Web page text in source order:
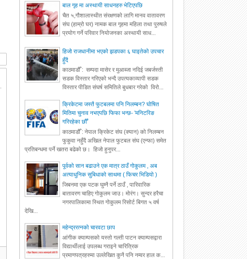
बाल गृह मा अस्थायी साधनहरु भेटिएपछि
चैत ५,गौशालास्थीत संरक्षणको लागि मानव वातावरण
संघ (हाम्रो घर) नामक बाल गृहमा महिला तथा पुरुषले
प्रयोग गर्ने परिवार नियोजनका अस्थायी साध...
हिजो राजधानीमा भएको झडपका ६ घाइतेको उपचार
हुँदै
काठमाडौँ : सम्पदा मासेर र मुआब्जा नदिई जबर्जस्ती
सडक विस्तार गरिएको भन्दै उपत्यकाव्यापी सडक
विस्तार पीडित संघर्ष समितिले बुधबार गरेको विरो...
क्रिकेटमा जस्तै फुटबलमा पनि निलम्बन? घोषित
मितिमा चुनाव नभएपछि फिफा भन्छ- 'मनिटरिङ
गरिरहेका छौँ'
काठमाडौँ : नेपाल क्रिकेट संघ (क्यान) को निलम्बन
फुकुवा नहुँदै अखिल नेपाल फुटबल संघ (एन्फा) समेत
प्रतिबन्धमा पर्ने खतरा बढेको छ। हिजो हुनुपर...
पूर्वको सान बढाउने एक मात्र ठाउँ गोकुलम , अब
अत्याधुनिक सुबिधाको साथमा ( फिचर भिडियो )
जिबनमा एक पटक घुम्नै पर्ने ठाउँ , पारिवारिक
बातावरण चाहिए गोकुलम जाउ। मोरंग। सुन्दर हरैचा
नगरपालिकामा स्थित गोकुलम रिसोर्ट बिगत ५ वर्ष
देखि...
महेन्द्ररत्नको चारवटा छाप
आंगीक क्याम्पसको यस्तो गल्ती पाटन क्याम्पसद्वारा
विद्यार्थीलाई उपलब्ध गराइने चारित्रिक
प्रमाणपत्रहरुमा उल्लेखित कुनै पनि नम्वर हाल क...